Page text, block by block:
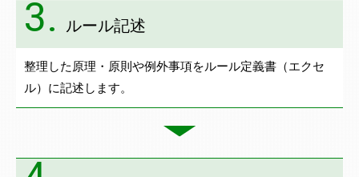
3. ルール記述
整理した原理・原則や例外事項をルール定義書（エクセ
ル）に記述します。